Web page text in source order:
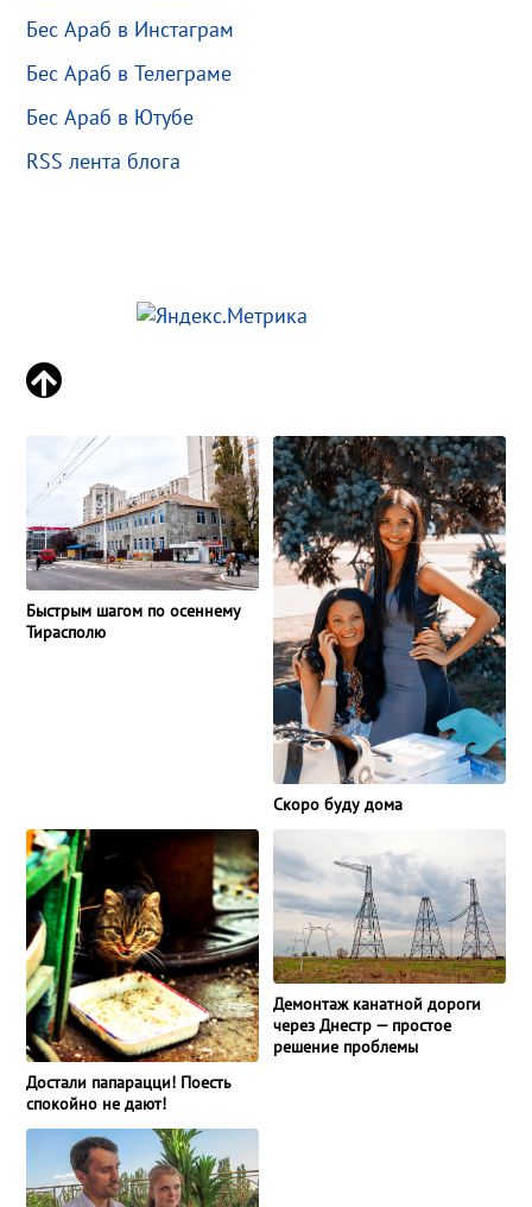
Бес Араб в Инстаграм
Бес Араб в Телеграме
Бес Араб в Ютубе
RSS лента блога
Быстрым шагом по осеннему
Тирасполю
Скоро буду дома
Достали папарацци! Поесть
спокойно не дают!
Демонтаж канатной дороги
через Днестр — простое
решение проблемы